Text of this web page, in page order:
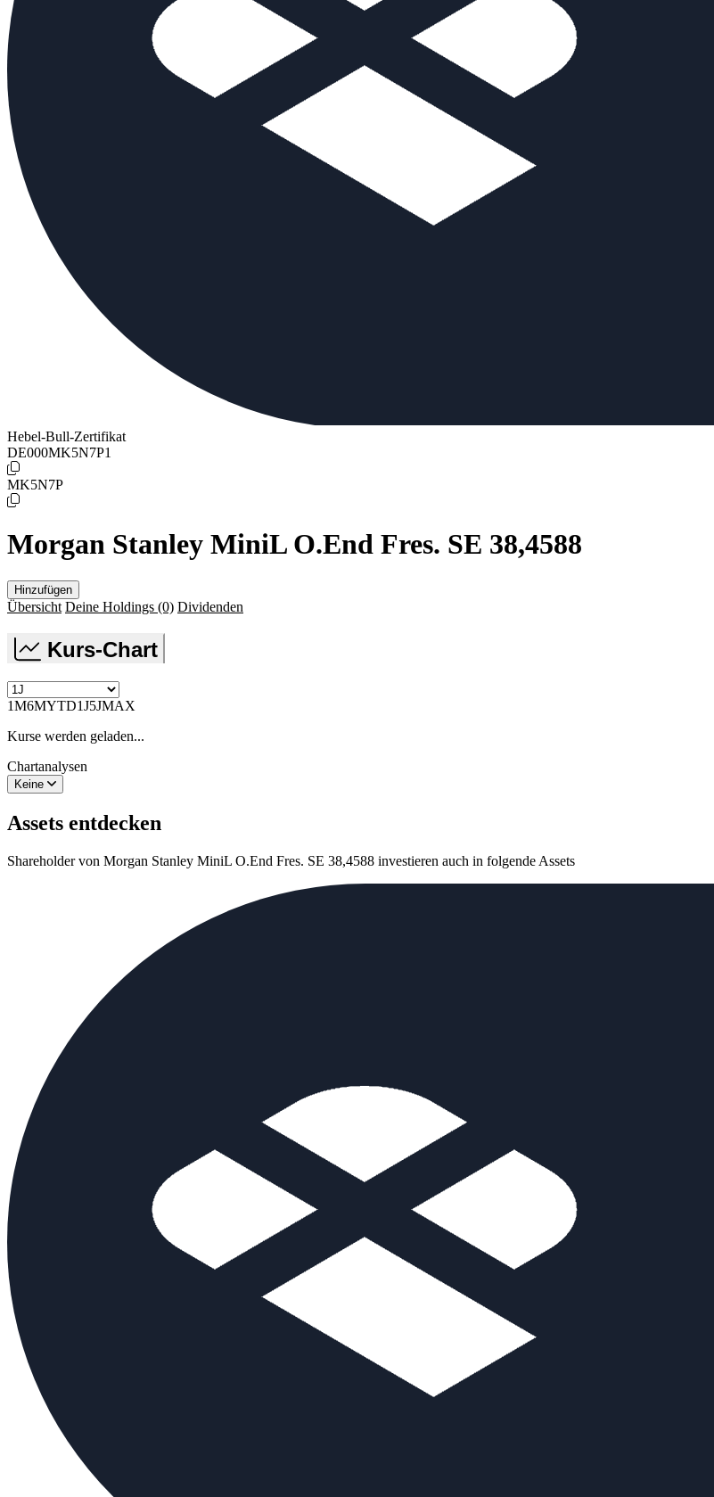
Hebel-Bull-Zertifikat
DE000MK5N7P1
MK5N7P
Morgan Stanley MiniL O.End Fres. SE 38,4588
Hinzufügen
Übersicht Deine Holdings (0) Dividenden
Kurs-Chart
1M6MYTD1J5JMAX
Kurse werden geladen...
Chartanalysen
Keine
Assets entdecken
Shareholder von Morgan Stanley MiniL O.End Fres. SE 38,4588 investieren auch in folgende Assets